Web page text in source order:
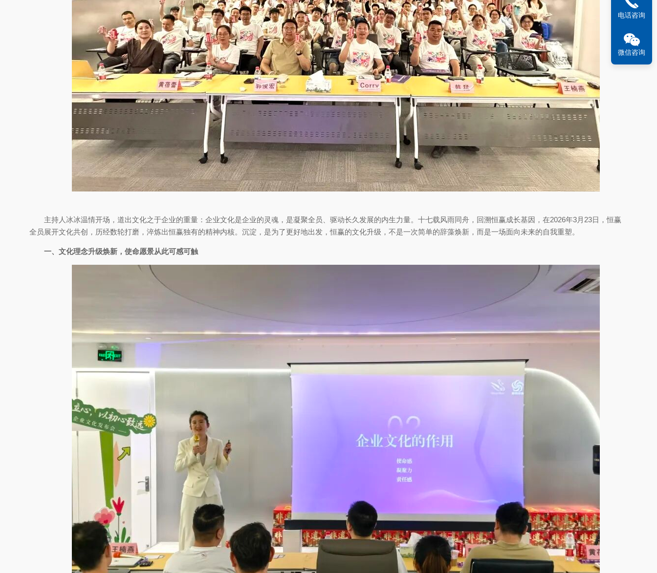
主持人冰冰温情开场，道出文化之于企业的重量：企业文化是企业的灵魂，是凝聚全员、驱动长久发展的内生力量。十七载风雨同舟，回溯恒赢成长基因，在2026年3月23日，恒赢
全员展开文化共创，历经数轮打磨，淬炼出恒赢独有的精神内核。沉淀，是为了更好地出发，恒赢的文化升级，不是一次简单的辞藻焕新，而是一场面向未来的自我重塑。
一、文化理念升级焕新，使命愿景从此可感可触
电话咨询
微信咨询